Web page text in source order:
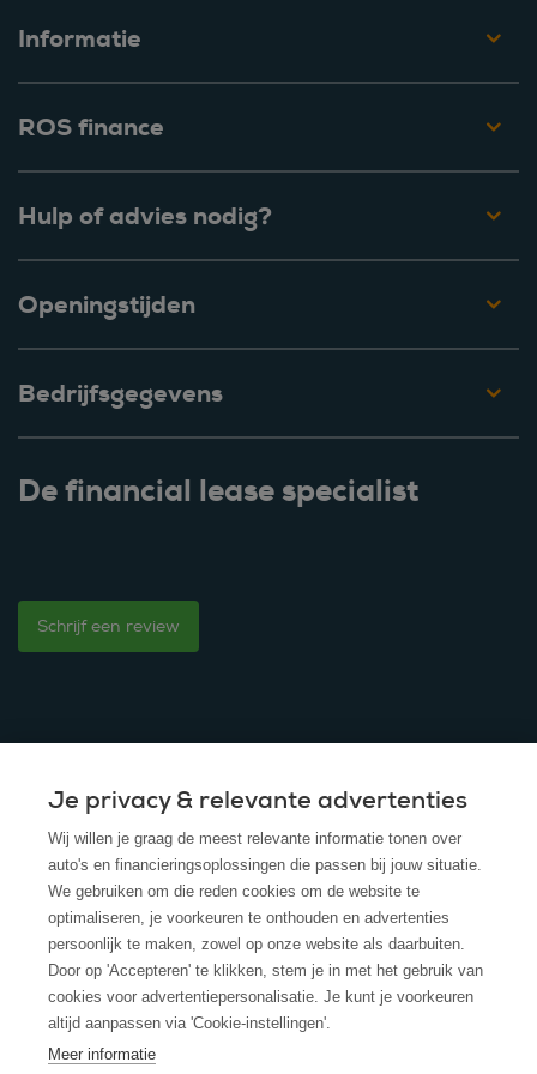
Informatie
ROS finance
Hulp of advies nodig?
Openingstijden
Bedrijfsgegevens
De financial lease specialist
Schrijf een review
© 2025 - ROS Krediet Service
Algemene Voorwaarden
Disclaimer
Privacy Policy
Cookies
Cookie policy
Je privacy & relevante advertenties
Wij willen je graag de meest relevante informatie tonen over
auto's en financieringsoplossingen die passen bij jouw situatie.
We gebruiken om die reden cookies om de website te
optimaliseren, je voorkeuren te onthouden en advertenties
persoonlijk te maken, zowel op onze website als daarbuiten.
Door op 'Accepteren' te klikken, stem je in met het gebruik van
cookies voor advertentiepersonalisatie. Je kunt je voorkeuren
altijd aanpassen via 'Cookie-instellingen'.
Meer informatie